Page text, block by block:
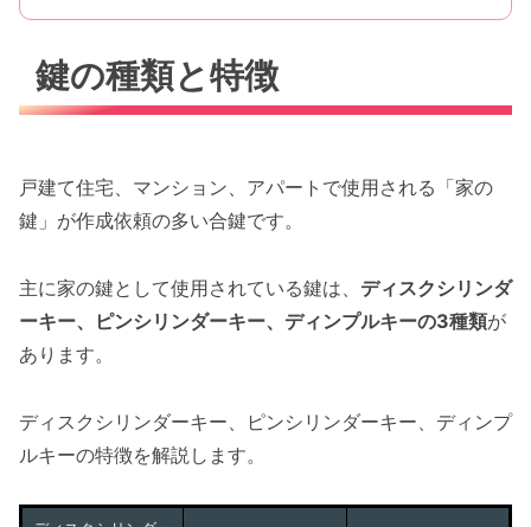
鍵の種類と特徴
戸建て住宅、マンション、アパートで使用される「家の
鍵」が作成依頼の多い合鍵です。
主に家の鍵として使用されている鍵は、 ディスクシリンダ
ーキー、ピンシリンダーキー、ディンプルキーの3種類が
あります。
ディスクシリンダーキー、ピンシリンダーキー、ディンプ
ルキーの特徴を解説します。